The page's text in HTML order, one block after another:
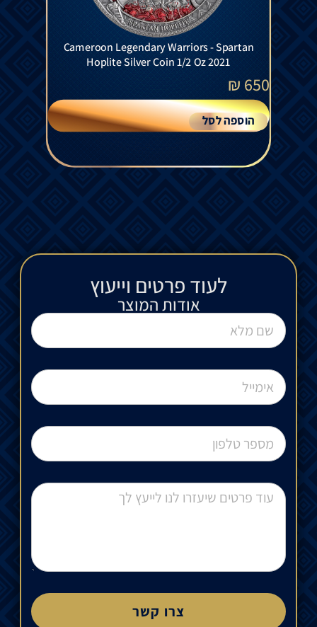
Cameroon Legendary Warriors - Spartan
Hoplite Silver Coin 1/2 Oz 2021
650
₪
הוספה לסל
לעוד פרטים וייעוץ​
אודות המוצר
צרו קשר